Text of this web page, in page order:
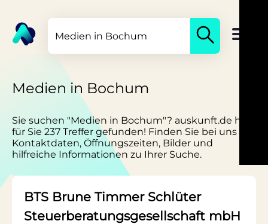
Medien in Bochum
Sie suchen "Medien in Bochum"? auskunft.de hat
für Sie 237 Treffer gefunden! Finden Sie bei uns
Kontaktdaten, Öffnungszeiten, Bilder und
hilfreiche Informationen zu Ihrer Suche.
BTS Brune Timmer Schlüter
Steuerberatungsgesellschaft mbH